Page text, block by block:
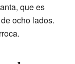
que es
ocho lados.